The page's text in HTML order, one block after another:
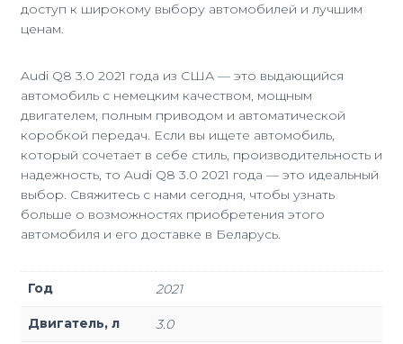
доступ к широкому выбору автомобилей и лучшим
ценам.
Audi Q8 3.0 2021 года из США — это выдающийся
автомобиль с немецким качеством, мощным
двигателем, полным приводом и автоматической
коробкой передач. Если вы ищете автомобиль,
который сочетает в себе стиль, производительность и
надежность, то Audi Q8 3.0 2021 года — это идеальный
выбор. Свяжитесь с нами сегодня, чтобы узнать
больше о возможностях приобретения этого
автомобиля и его доставке в Беларусь.
Год 2021
Двигатель, л 3.0